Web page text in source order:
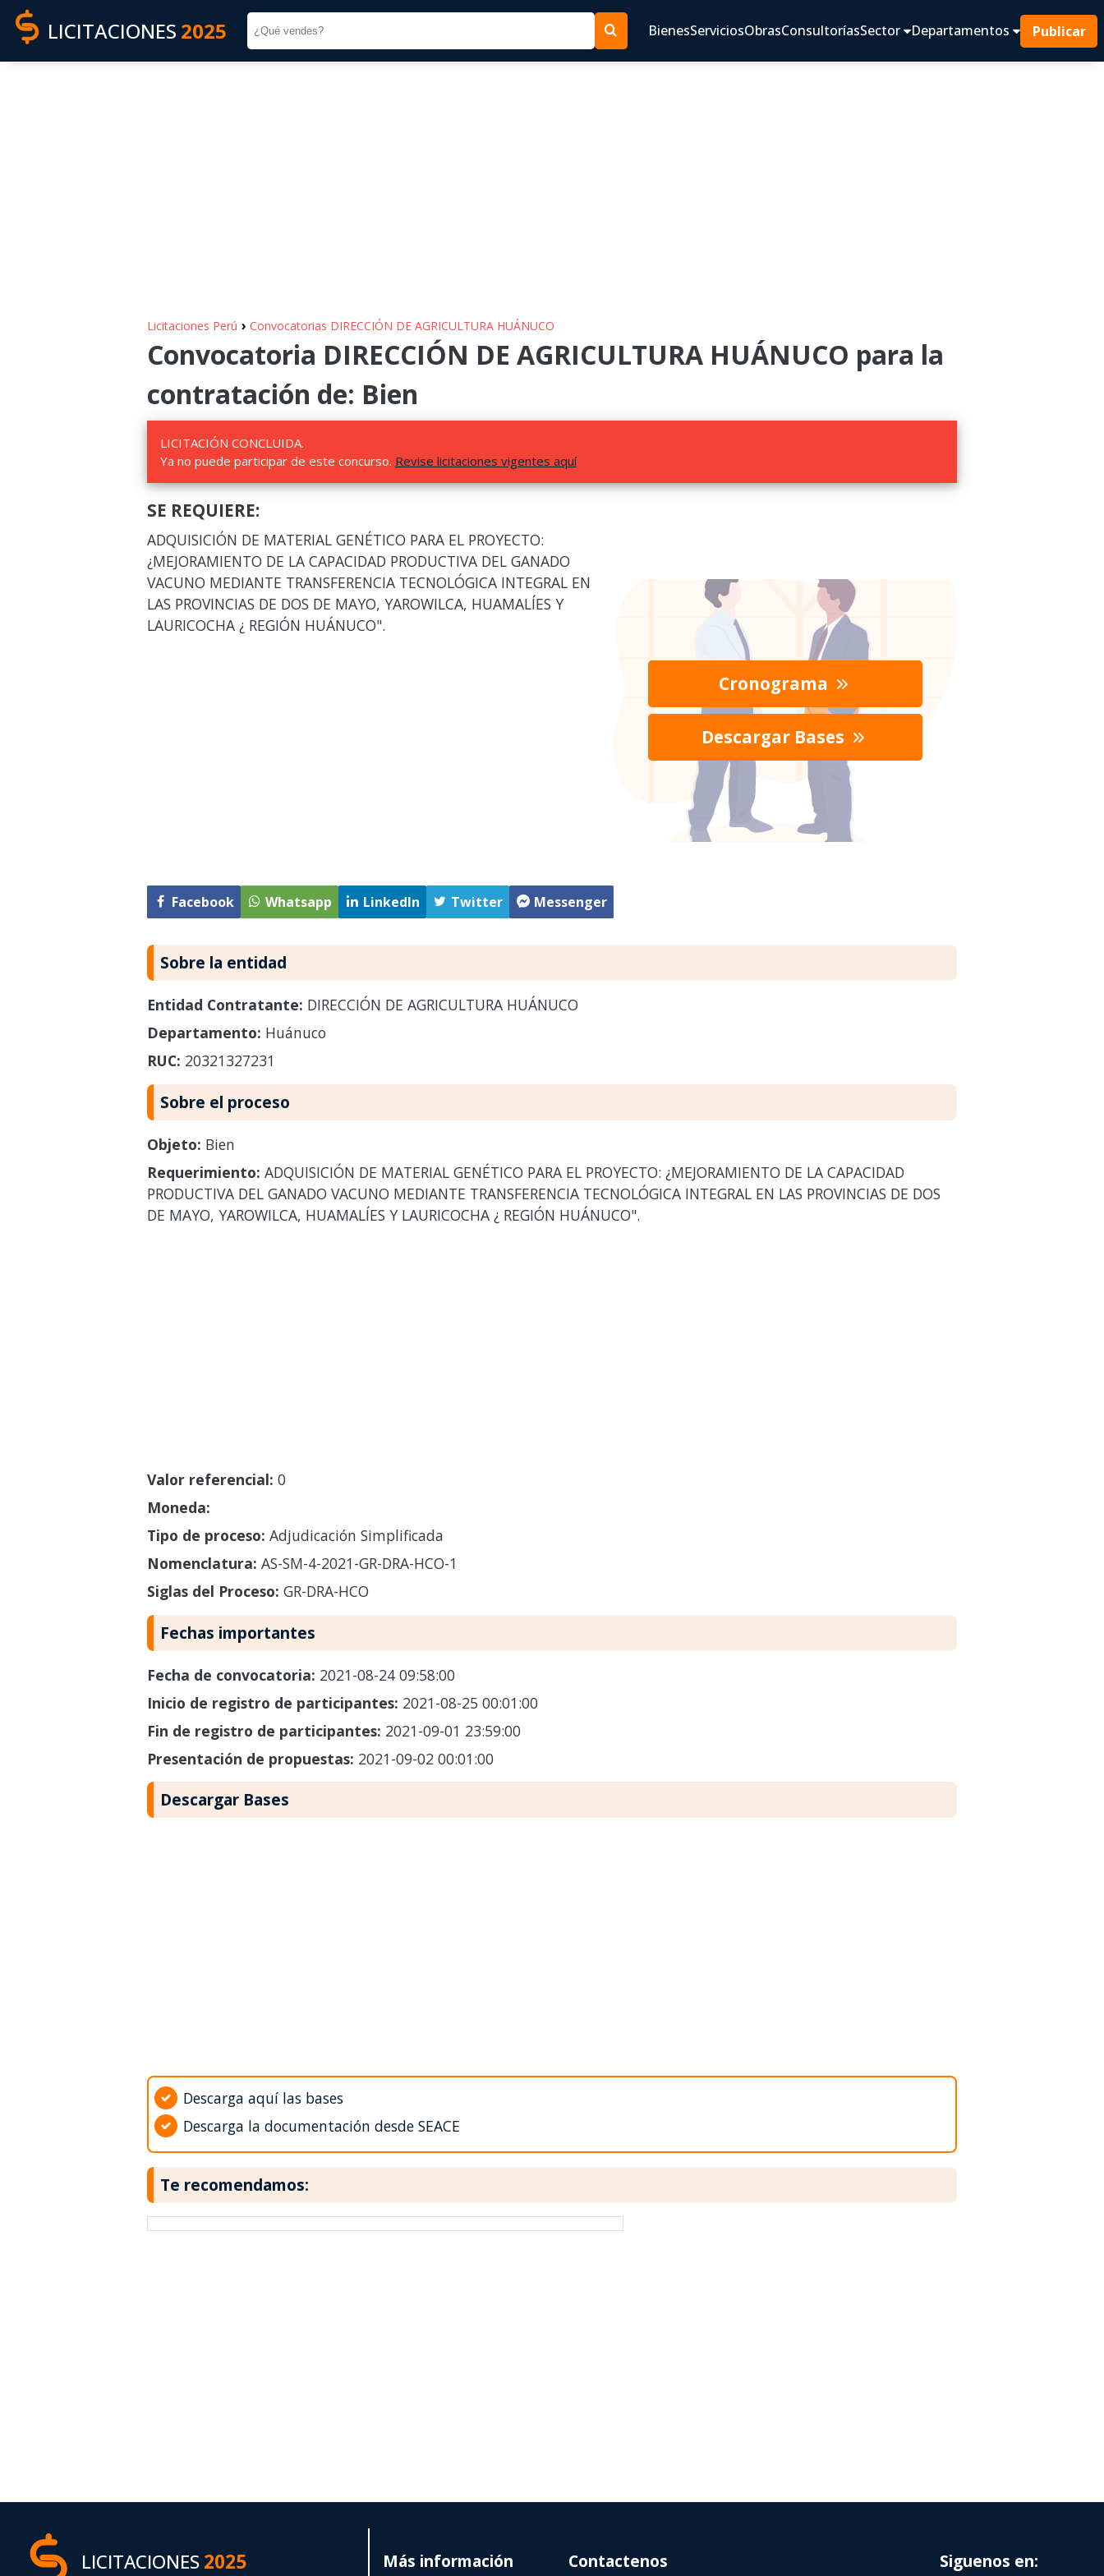
LICITACIONES 2025 BienesServiciosObrasConsultoríasSector Departamentos Publicar
Licitaciones Perú › Convocatorias DIRECCIÓN DE AGRICULTURA HUÁNUCO
Convocatoria DIRECCIÓN DE AGRICULTURA HUÁNUCO para la
contratación de: Bien
LICITACIÓN CONCLUIDA.
Ya no puede participar de este concurso. Revise licitaciones vigentes aquí
SE REQUIERE:
ADQUISICIÓN DE MATERIAL GENÉTICO PARA EL PROYECTO:
¿MEJORAMIENTO DE LA CAPACIDAD PRODUCTIVA DEL GANADO
VACUNO MEDIANTE TRANSFERENCIA TECNOLÓGICA INTEGRAL EN
LAS PROVINCIAS DE DOS DE MAYO, YAROWILCA, HUAMALÍES Y
LAURICOCHA ¿ REGIÓN HUÁNUCO".
Facebook Whatsapp LinkedIn Twitter Messenger
Cronograma
Descargar Bases
Sobre la entidad
Entidad Contratante: DIRECCIÓN DE AGRICULTURA HUÁNUCO
Departamento: Huánuco
RUC: 20321327231
Sobre el proceso
Objeto: Bien
Requerimiento: ADQUISICIÓN DE MATERIAL GENÉTICO PARA EL PROYECTO: ¿MEJORAMIENTO DE LA CAPACIDAD
PRODUCTIVA DEL GANADO VACUNO MEDIANTE TRANSFERENCIA TECNOLÓGICA INTEGRAL EN LAS PROVINCIAS DE DOS
DE MAYO, YAROWILCA, HUAMALÍES Y LAURICOCHA ¿ REGIÓN HUÁNUCO".
Valor referencial: 0
Moneda:
Tipo de proceso: Adjudicación Simplificada
Nomenclatura: AS-SM-4-2021-GR-DRA-HCO-1
Siglas del Proceso: GR-DRA-HCO
Fechas importantes
Fecha de convocatoria: 2021-08-24 09:58:00
Inicio de registro de participantes: 2021-08-25 00:01:00
Fin de registro de participantes: 2021-09-01 23:59:00
Presentación de propuestas: 2021-09-02 00:01:00
Descargar Bases
Descarga aquí las bases
Descarga la documentación desde SEACE
Te recomendamos:
LICITACIONES2025 Más información Contactenos Siguenos en: